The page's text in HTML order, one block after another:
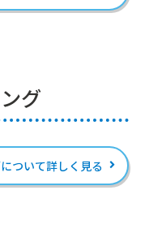
グ
ついて詳しく見る